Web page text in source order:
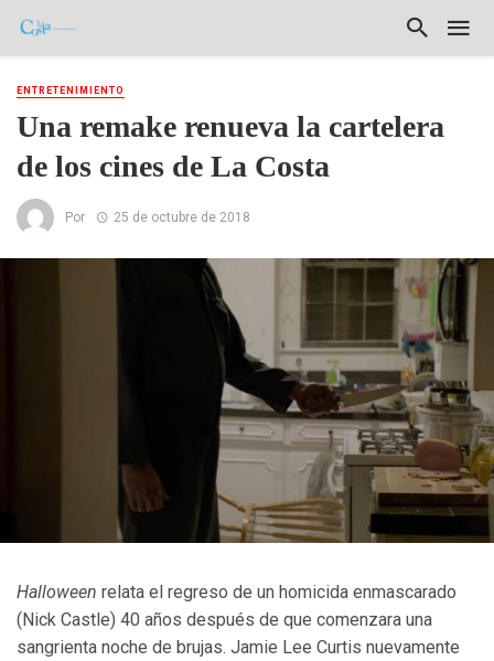
ENTRETENIMIENTO
Una remake renueva la cartelera
de los cines de La Costa
Por 25 de octubre de 2018
Halloween relata el regreso de un homicida enmascarado
(Nick Castle) 40 años después de que comenzara una
sangrienta noche de brujas. Jamie Lee Curtis nuevamente